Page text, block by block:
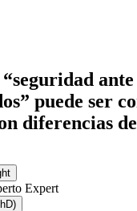
ante
puede ser
diferencias
Expert